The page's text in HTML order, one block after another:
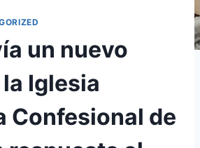
un nuevo
Iglesia
Confesional de